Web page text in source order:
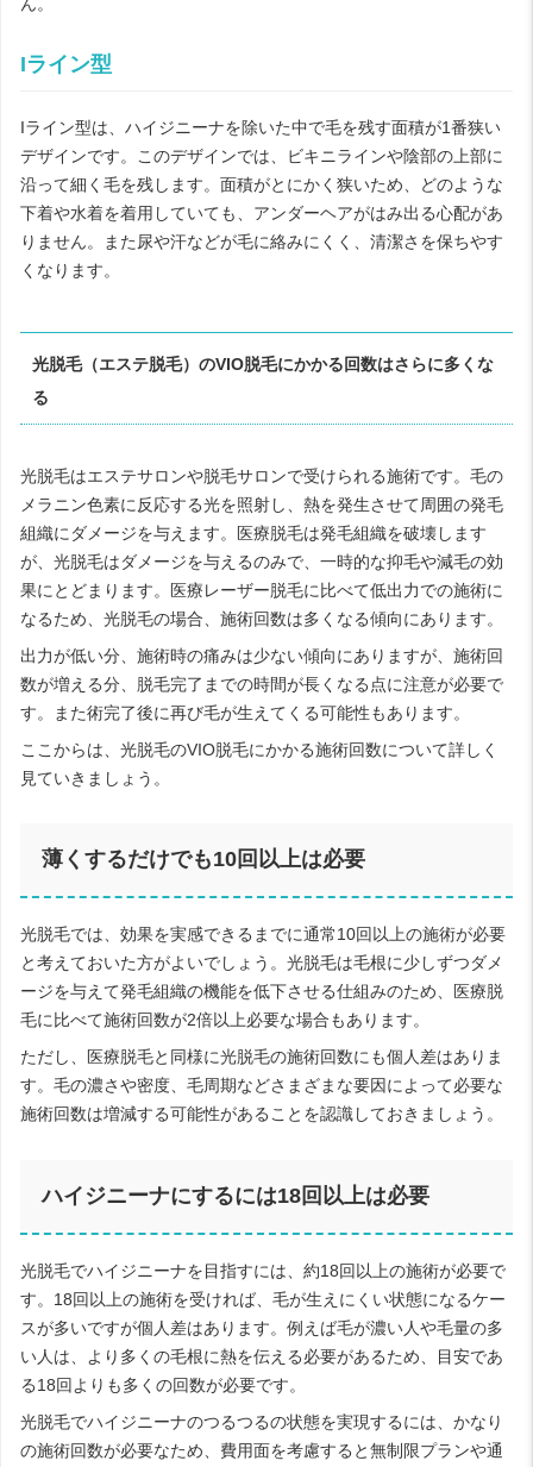
Iライン型
Iライン型は、ハイジニーナを除いた中で毛を残す面積が1番狭い
デザインです。このデザインでは、ビキニラインや陰部の上部に
沿って細く毛を残します。面積がとにかく狭いため、どのような
下着や水着を着用していても、アンダーヘアがはみ出る心配があ
りません。また尿や汗などが毛に絡みにくく、清潔さを保ちやす
くなります。
光脱毛（エステ脱毛）のVIO脱毛にかかる回数はさらに多くな
る
光脱毛はエステサロンや脱毛サロンで受けられる施術です。毛の
メラニン色素に反応する光を照射し、熱を発生させて周囲の発毛
組織にダメージを与えます。医療脱毛は発毛組織を破壊します
が、光脱毛はダメージを与えるのみで、一時的な抑毛や減毛の効
果にとどまります。医療レーザー脱毛に比べて低出力での施術に
なるため、光脱毛の場合、施術回数は多くなる傾向にあります。
出力が低い分、施術時の痛みは少ない傾向にありますが、施術回
数が増える分、脱毛完了までの時間が長くなる点に注意が必要で
す。また術完了後に再び毛が生えてくる可能性もあります。
ここからは、光脱毛のVIO脱毛にかかる施術回数について詳しく
見ていきましょう。
薄くするだけでも10回以上は必要
光脱毛では、効果を実感できるまでに通常10回以上の施術が必要
と考えておいた方がよいでしょう。光脱毛は毛根に少しずつダメ
ージを与えて発毛組織の機能を低下させる仕組みのため、医療脱
毛に比べて施術回数が2倍以上必要な場合もあります。
ただし、医療脱毛と同様に光脱毛の施術回数にも個人差はありま
す。毛の濃さや密度、毛周期などさまざまな要因によって必要な
施術回数は増減する可能性があることを認識しておきましょう。
ハイジニーナにするには18回以上は必要
光脱毛でハイジニーナを目指すには、約18回以上の施術が必要で
す。18回以上の施術を受ければ、毛が生えにくい状態になるケー
スが多いですが個人差はあります。例えば毛が濃い人や毛量の多
い人は、より多くの毛根に熱を伝える必要があるため、目安であ
る18回よりも多くの回数が必要です。
光脱毛でハイジニーナのつるつるの状態を実現するには、かなり
の施術回数が必要なため、費用面を考慮すると無制限プランや通